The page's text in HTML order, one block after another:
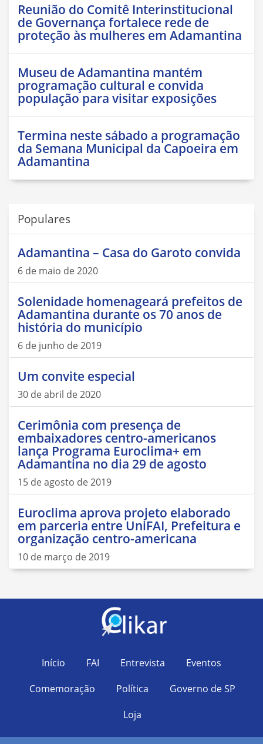
Reunião do Comitê Interinstitucional
de Governança fortalece rede de
proteção às mulheres em Adamantina
Museu de Adamantina mantém
programação cultural e convida
população para visitar exposições
Termina neste sábado a programação
da Semana Municipal da Capoeira em
Adamantina
Populares
Adamantina – Casa do Garoto convida
6 de maio de 2020
Solenidade homenageará prefeitos de
Adamantina durante os 70 anos de
história do município
6 de junho de 2019
Um convite especial
30 de abril de 2020
Cerimônia com presença de
embaixadores centro-americanos
lança Programa Euroclima+ em
Adamantina no dia 29 de agosto
15 de agosto de 2019
Euroclima aprova projeto elaborado
em parceria entre UniFAI, Prefeitura e
organização centro-americana
10 de março de 2019
Início FAI Entrevista
Eventos
Comemoração
Política
Governo de SP
Loja